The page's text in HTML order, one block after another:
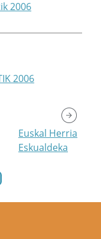
2006
2006
Euskal Herria
Eskualdeka